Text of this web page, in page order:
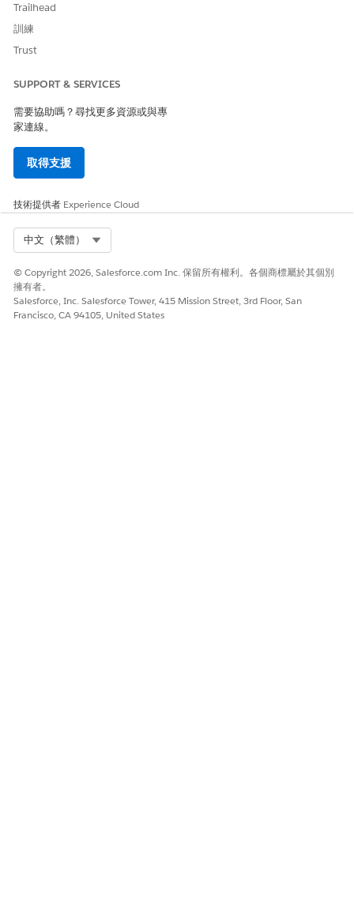
Trailhead
訓練
Trust
SUPPORT & SERVICES
需要協助嗎？尋找更多資源或與專
家連線。
取得支援
技術提供者 Experience Cloud
中文（繁體）
© Copyright 2026, Salesforce.com Inc. 保留所有權利。各個商標屬於其個別
擁有者。
Salesforce, Inc. Salesforce Tower, 415 Mission Street, 3rd Floor, San
Francisco, CA 94105, United States